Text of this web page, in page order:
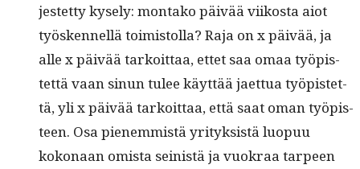
jestet­ty kyse­ly: mon­tako päivää viikos­ta aiot
työsken­nel­lä toimis­tol­la? Raja on x päivää, ja
alle x päivää tarkoit­taa, ettet saa omaa työpis­
tet­tä vaan sin­un tulee käyt­tää jaet­tua työpis­tet­
tä, yli x päivää tarkoit­taa, että saat oman työpis­
teen. Osa pienem­mistä yri­tyk­sistä luop­uu
kokon­aan omista sein­istä ja vuokraa tarpeen